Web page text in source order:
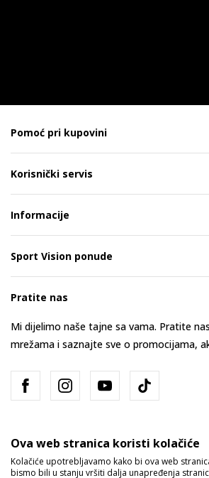
Pomoć pri kupovini
Korisnički servis
Informacije
Sport Vision ponude
Pratite nas
Mi dijelimo naše tajne sa vama. Pratite
mrežama i saznajte sve o promocijama,
Ova web stranica koristi kolačiće
Kolačiće upotrebljavamo kako bi ova web
bismo bili u stanju vršiti dalja unapređenja